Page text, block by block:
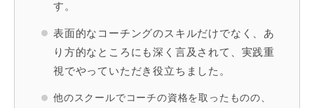
す。
表面的なコーチングのスキルだけでなく、あ
り方的なところにも深く言及されて、実践重
視でやっていただき役立ちました。
他のスクールでコーチの資格を取ったものの、